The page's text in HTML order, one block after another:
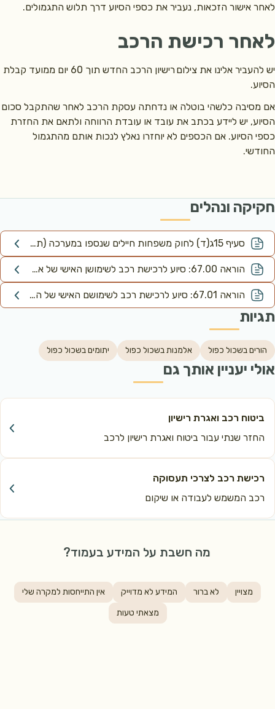
אישור הזכאות, נעביר את כספי הסיוע דרך תלוש התגמולים.
רכישת הרכב
יש להעביר אלינו את צילום רישיון הרכב החדש תוך 60 יום ממועד קבלת
כלשהי בוטלה או נדחתה עסקת הרכב לאחר שהתקבל סכום
יש ליידע בכתב את עובד או עובדת הרווחה ולתאם את החזרת
הסיוע. אם הכספים לא יוחזרו נאלץ לנכות אותם מהתגמול
ונהלים
סעיף 15ג(ד) לחוק משפחות חיילים שנספו במערכה (תגמולים ושיקום), תש"י-1950​
הוראה 67.00: סיוע לרכישת רכב לשימושן האישי של אלמנות – בעלות רישיון נהיגה
הוראה 67.01: סיוע לרכישת רכב לשימושם האישי של הורים שכולים
בשכול כפול אלמנות בשכול כפול יתומים בשכול כפול
יעניין אותך גם
רכב ואגרת רישיון
שנתי עבור ביטוח ואגרת רישיון לרכב
רכב לצרכי תעסוקה
המשמש לעבודה או שיקום
מה חשבת על המידע בעמוד?
מצויין לא ברור המידע לא מדוייק
אין התייחסות למקרה שלי
מצאתי טעות